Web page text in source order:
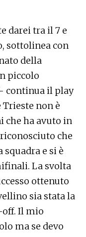
darei tra il 7 e
sottolinea con
della
piccolo
continua il play
Trieste non è
che ha avuto in
che
squadra e si è
La svolta
ottenuto
sia stata la
Il mio
ma se devo